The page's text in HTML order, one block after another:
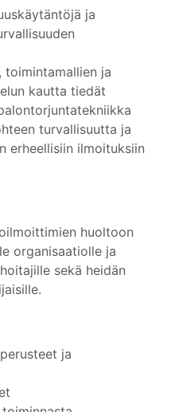
ja
toimintamallien ja
kautta tiedät
turvallisuutta ja
erheellisiin ilmoituksiin
huoltoon
organisaatiolle ja
sekä heidän
ja